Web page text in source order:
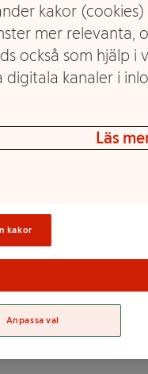
fiske. Skalade
fasta, saftiga kött.
tillväxten får
av protein och låg
fräschören bör de
av saltvatten med en
med milda, feta eller
och aptitretare
som gör det enkelt att
borealis.
mer information &
@Royalgreenland
kakor
mer relevanta,
också som hjälp i
digitala kanaler i
Läs
kakor
Anpassa val